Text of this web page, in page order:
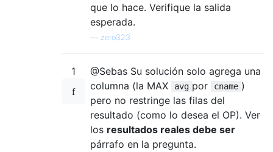
que lo hace. Verifique la salida
esperada.
zero323
1
@Sebas Su solución solo agrega una
columna (la MAX
avg por cname )
pero no restringe las filas del
resultado (como lo desea el OP). Ver
los resultados reales debe ser
párrafo en la pregunta.